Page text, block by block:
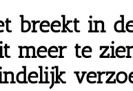
breekt in
meer te